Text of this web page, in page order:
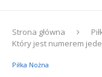
Strona główna
Który jest numerem
Piłka Nożna